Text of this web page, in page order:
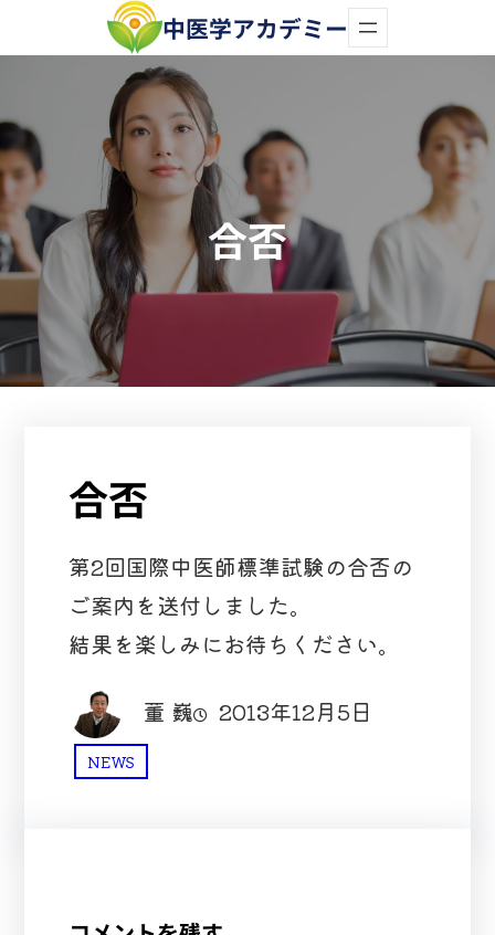
容
ス
キ
ッ
プ
中医学アカデミー
合否
合否
第2回国際中医師標準試験の合否の
ご案内を送付しました。
結果を楽しみにお待ちください。
董 巍 2013年12月5日
NEWS